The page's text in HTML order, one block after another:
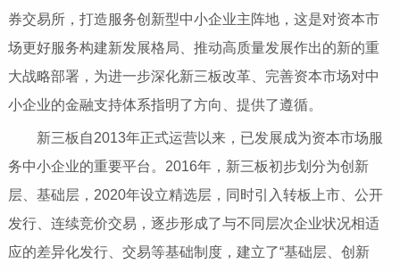
券交易所，打造服务创新型中小企业主阵地，这是对资本市
场更好服务构建新发展格局、推动高质量发展作出的新的重
大战略部署，为进一步深化新三板改革、完善资本市场对中
小企业的金融支持体系指明了方向、提供了遵循。
新三板自2013年正式运营以来，已发展成为资本市场服
务中小企业的重要平台。2016年，新三板初步划分为创新
层、基础层，2020年设立精选层，同时引入转板上市、公开
发行、连续竞价交易，逐步形成了与不同层次企业状况相适
应的差异化发行、交易等基础制度，建立了“基础层、创新